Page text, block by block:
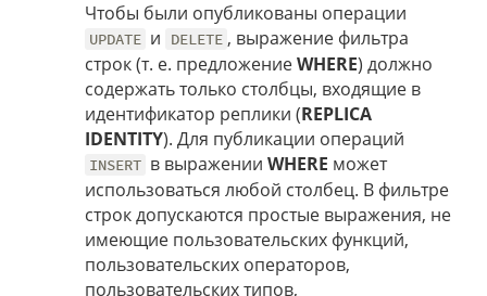
Чтобы были опубликованы операции
UPDATE и DELETE , выражение фильтра
строк (т. е. предложениеWHERE) должно
содержать только столбцы, входящие в
идентификатор реплики (REPLICA
IDENTITY). Для публикации операций
INSERT в выраженииWHERE может
использоваться любой столбец. В фильтре
строк допускаются простые выражения, не
имеющие пользовательских функций,
пользовательских операторов,
пользовательских типов,